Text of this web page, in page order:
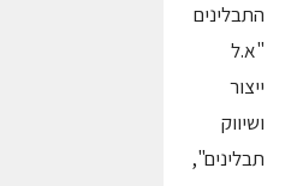
התבלינים
"א.ל
ייצור
ושיווק
תבלינים",